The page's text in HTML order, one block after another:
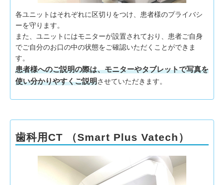
各ユニットはそれぞれに区切りをつけ、患者様のプライバシ
ーを守ります。
また、ユニットにはモニターが設置されており、患者ご自身
でご自分のお口の中の状態をご確認いただくことができま
す。
患者様へのご説明の際は、モニターやタブレットで写真を
使い分かりやすくご説明させていただきます。
歯科用CT （Smart Plus Vatech）